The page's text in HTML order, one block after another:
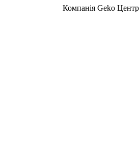
Компанія Geko